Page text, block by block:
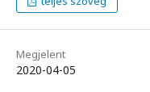
Megjelent
2020-04-05